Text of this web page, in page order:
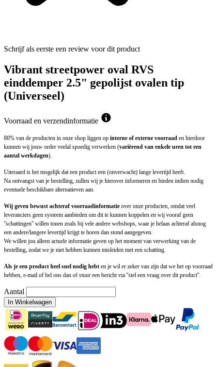
Schrijf als eerste een review voor dit product
Vibrant streetpower oval RVS
einddemper 2.5" gepolijst ovalen tip
(Universeel)
Voorraad en verzendinformatie
80% van de producten in onze shop liggen op interne of externe voorraad en hierdoor
kunnen wij jouw order veelal spoedig verwerken (variërend van enkele uren tot een
aantal werkdagen).
Uiteraard is het mogelijk dat een product een (onverwacht) lange levertijd heeft.
Na ontvangst van je bestelling, zullen wij je hierover informeren en bieden indien nodig
eventuele beschikbare alternatieven aan.
Wij geven bewust achteraf voorraadinformatie over onze producten, omdat veel
leveranciers geen systeem aanbieden om dit te kunnen koppelen en wij vooraf geen
''schattingen'' willen tonen zoals bij vele andere webshops, waar je helaas achteraf alsnog
een andere/langere levertijd krijgt te horen dan stond aangegeven.
We willen jou alleen actuele informatie geven op het moment van verwerking van de
bestelling, zodat we je niet hebben kunnen misleiden met een schatting.
Als je een product heel snel nodig hebt en je wil er zeker van zijn dat we het op voorraad
hebben, e-mail of bel ons dan of stuur een bericht via ''stel een vraag over dit product''.
Aantal
In Winkelwagen